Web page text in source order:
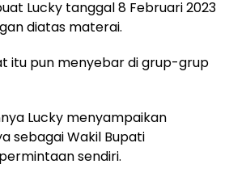
Lucky tanggal 8 Februari 2023
diatas materai.
itu pun menyebar di grup-grup
Lucky menyampaikan
sebagai Wakil Bupati
sendiri.